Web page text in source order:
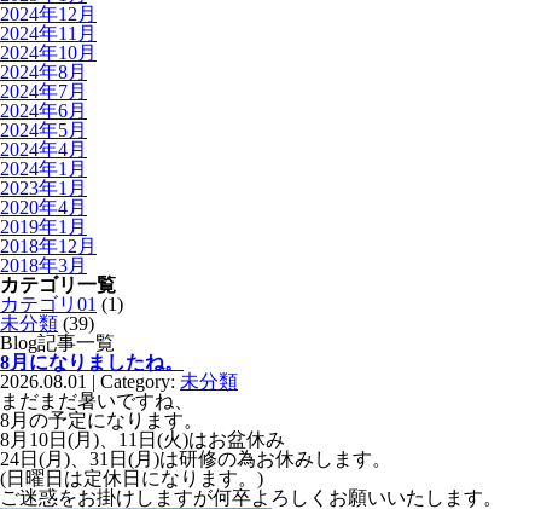
2024年12月
2024年11月
2024年10月
2024年8月
2024年7月
2024年6月
2024年5月
2024年4月
2024年1月
2023年1月
2020年4月
2019年1月
2018年12月
2018年3月
カテゴリ一覧
カテゴリ01 (1)
未分類 (39)
Blog記事一覧
8月になりましたね。
2026.08.01 | Category: 未分類
まだまだ暑いですね、
8月の予定になります。
8月10日(月)、11日(火)はお盆休み
24日(月)、31日(月)は研修の為お休みします。
(日曜日は定休日になります。)
ご迷惑をお掛けしますが何卒よろしくお願いいたします。